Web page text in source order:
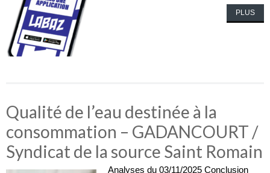
PLUS
Qualité de l’eau destinée à la
consommation – GADANCOURT /
Syndicat de la source Saint Romain
Analyses du 03/11/2025 Conclusion